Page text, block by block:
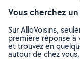
Vous cherchez
Sur AlloVoisins,
première réponse
et trouvez en
autour de chez